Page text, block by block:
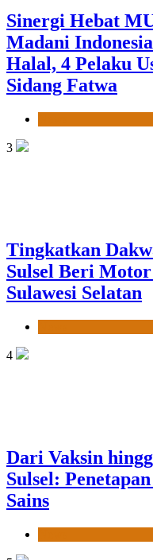
Sinergi Hebat
Madani
Halal, 4 Pelaku
Sidang Fatwa
3
Tingkatkan
Sulsel Beri
Sulawesi Selatan
4
Dari Vaksin
Sulsel:
Sains